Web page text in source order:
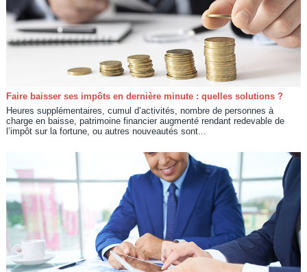
Faire baisser ses impôts en dernière minute : quelles solutions ?
Heures supplémentaires, cumul d’activités, nombre de personnes à
charge en baisse, patrimoine financier augmenté rendant redevable de
l’impôt sur la fortune, ou autres nouveautés sont...